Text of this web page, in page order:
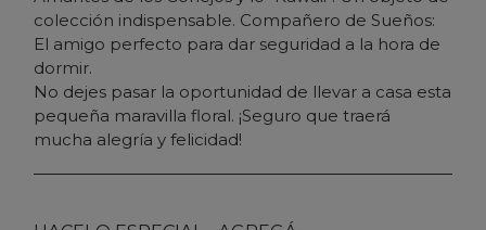
colección indispensable. Compañero de Sueños:
El amigo perfecto para dar seguridad a la hora de
dormir.
No dejes pasar la oportunidad de llevar a casa esta
pequeña maravilla floral. ¡Seguro que traerá
mucha alegría y felicidad!